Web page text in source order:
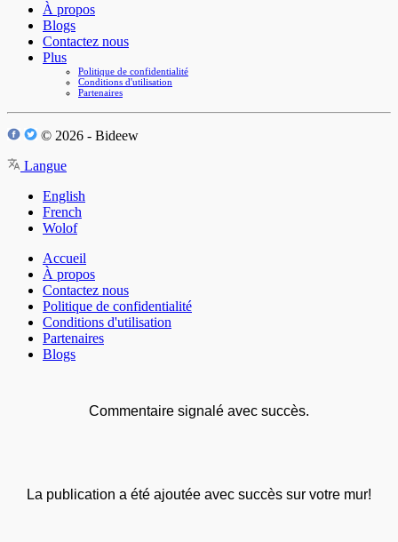
À propos
Blogs
Contactez nous
Plus
Politique de confidentialité
Conditions d'utilisation
Partenaires
© 2026 - Bideew
Langue
English
French
Wolof
Accueil
À propos
Contactez nous
Politique de confidentialité
Conditions d'utilisation
Partenaires
Blogs
Commentaire signalé avec succès.
La publication a été ajoutée avec succès sur votre mur!